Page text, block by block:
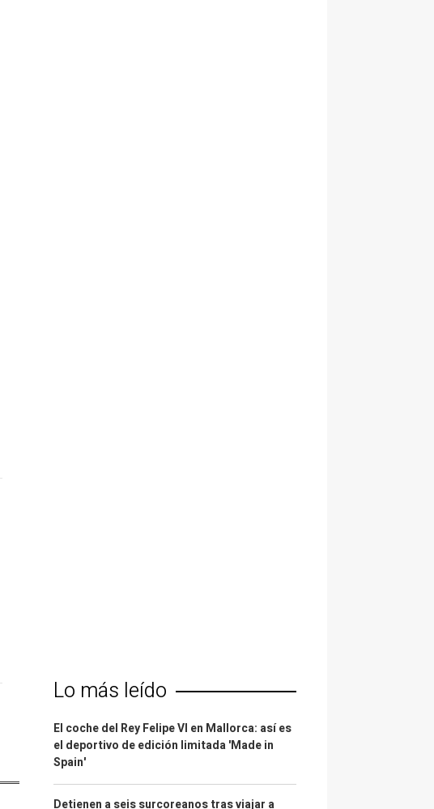
Lo más leído
El coche del Rey Felipe VI en Mallorca: así es
el deportivo de edición limitada 'Made in
Spain'
Detienen a seis surcoreanos tras viajar a